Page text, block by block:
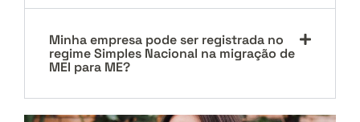
Minha empresa pode ser registrada no
regime Simples Nacional na migração de
MEI para ME?